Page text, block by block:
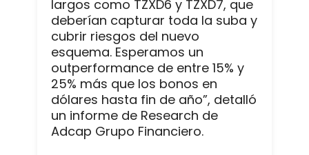
largos como TZXD6 y TZXD7, que
deberían capturar toda la suba y
cubrir riesgos del nuevo
esquema. Esperamos un
outperformance de entre 15% y
25% más que los bonos en
dólares hasta fin de año”, detalló
un informe de Research de
Adcap Grupo Financiero.